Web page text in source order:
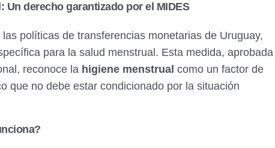
Un derecho garantizado por el MIDES
políticas de transferencias monetarias de Uruguay,
para la salud menstrual. Esta medida, aprobada
reconoce la higiene menstrual como un factor de
que no debe estar condicionado por la situación